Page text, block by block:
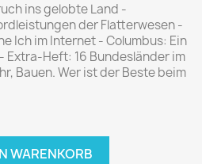
ins gelobte Land -
der Flatterwesen -
Ich im Internet - Columbus: Ein
Extra-Heft: 16 Bundesländer im
Bauen. Wer ist der Beste beim
WARENKORB